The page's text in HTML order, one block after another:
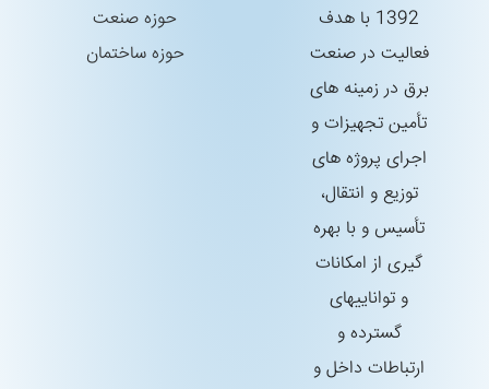
1392 با هدف
فعالیت در صنعت
برق در زمینه های
تأمین تجهیزات و
اجرای پروژه های
توزیع و انتقال،
تأسیس و با بهره
گیری از امكانات
و تواناییهای
گسترده و
ارتباطات داخل و
حوزه صنعت
حوزه ساختمان